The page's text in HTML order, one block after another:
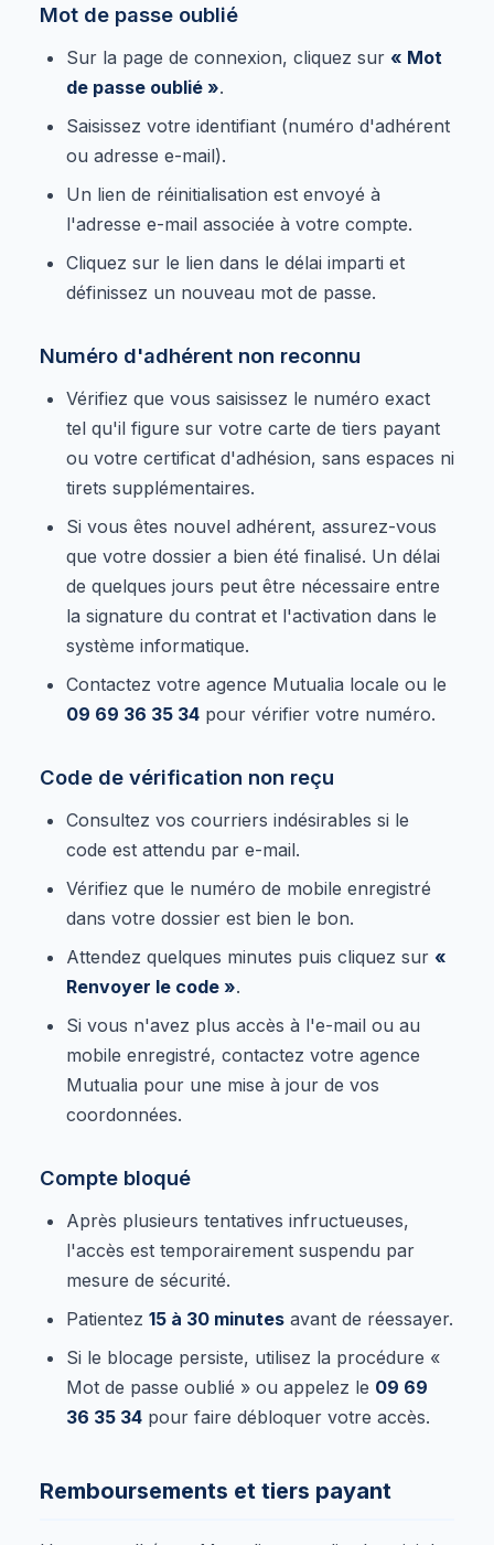
Mot de passe oublié
Sur la page de connexion, cliquez sur « Mot
de passe oublié ».
Saisissez votre identifiant (numéro d'adhérent
ou adresse e-mail).
Un lien de réinitialisation est envoyé à
l'adresse e-mail associée à votre compte.
Cliquez sur le lien dans le délai imparti et
définissez un nouveau mot de passe.
Numéro d'adhérent non reconnu
Vérifiez que vous saisissez le numéro exact
tel qu'il figure sur votre carte de tiers payant
ou votre certificat d'adhésion, sans espaces ni
tirets supplémentaires.
Si vous êtes nouvel adhérent, assurez-vous
que votre dossier a bien été finalisé. Un délai
de quelques jours peut être nécessaire entre
la signature du contrat et l'activation dans le
système informatique.
Contactez votre agence Mutualia locale ou le
09 69 36 35 34 pour vérifier votre numéro.
Code de vérification non reçu
Consultez vos courriers indésirables si le
code est attendu par e-mail.
Vérifiez que le numéro de mobile enregistré
dans votre dossier est bien le bon.
Attendez quelques minutes puis cliquez sur «
Renvoyer le code ».
Si vous n'avez plus accès à l'e-mail ou au
mobile enregistré, contactez votre agence
Mutualia pour une mise à jour de vos
coordonnées.
Compte bloqué
Après plusieurs tentatives infructueuses,
l'accès est temporairement suspendu par
mesure de sécurité.
Patientez 15 à 30 minutes avant de réessayer.
Si le blocage persiste, utilisez la procédure «
Mot de passe oublié » ou appelez le 09 69
36 35 34 pour faire débloquer votre accès.
Remboursements et tiers payant